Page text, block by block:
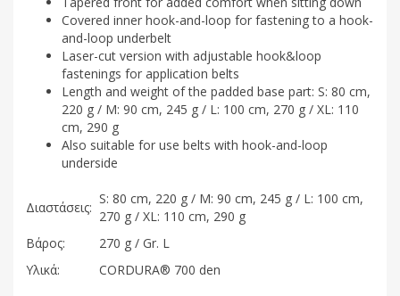
Covered inner hook-and-loop for fastening to a hook-
and-loop underbelt
Laser-cut version with adjustable hook&loop
fastenings for application belts
Length and weight of the padded base part: S: 80 cm,
220 g / M: 90 cm, 245 g / L: 100 cm, 270 g / XL: 110
cm, 290 g
Also suitable for use belts with hook-and-loop
underside
Διαστάσεις:
S: 80 cm, 220 g / M: 90 cm, 245 g / L: 100 cm,
270 g / XL: 110 cm, 290 g
Βάρος:
270 g / Gr. L
Υλικά:
CORDURA® 700 den